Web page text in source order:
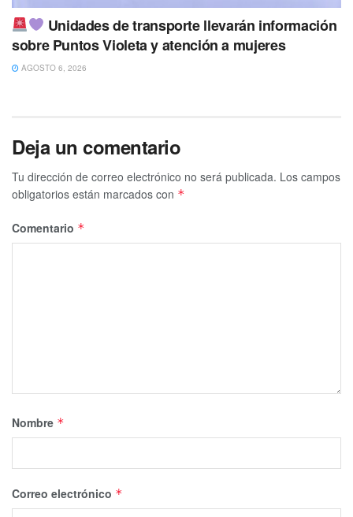
Unidades de transporte llevarán información
sobre Puntos Violeta y atención a mujeres
AGOSTO 6, 2026
Deja un comentario
Tu dirección de correo electrónico no será publicada. Los campos
obligatorios están marcados con *
Comentario *
Nombre *
Correo electrónico *